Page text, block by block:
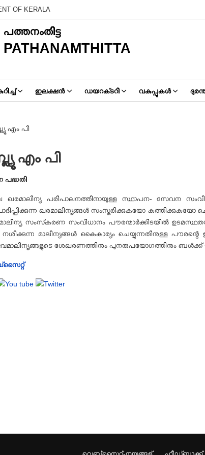
OF KERALA
പത്തനംതിട്ട
PATHANAMTHITTA
ഇലക്ഷൻ ഡയറക്‌ടറി വകുപ്പുകൾ
എം പി
എം പി
പദ്ധതി
ഖരമാലിന്യ പരിപാലനത്തിനായുള്ള സ്ഥാപന- സേവന
ഖരമാലിന്യങ്ങൾ സംസ്കരിക്കുകയോ കത്തിക്കുകയോ
സംസ്‌കരണ സംവിധാനം പൗരന്മാർക്കിടയിൽ
മാലിന്യങ്ങൾ കൈകാര്യം ചെയ്യുന്നതിനുള്ള പൗരന്റെ
ശേഖരണത്തിനും പുനരുപയോഗത്തിനും ബൾക്ക്